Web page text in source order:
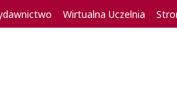
Wirtualna Uczelnia